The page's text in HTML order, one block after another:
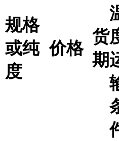
规格
或纯
度
价格
货
期